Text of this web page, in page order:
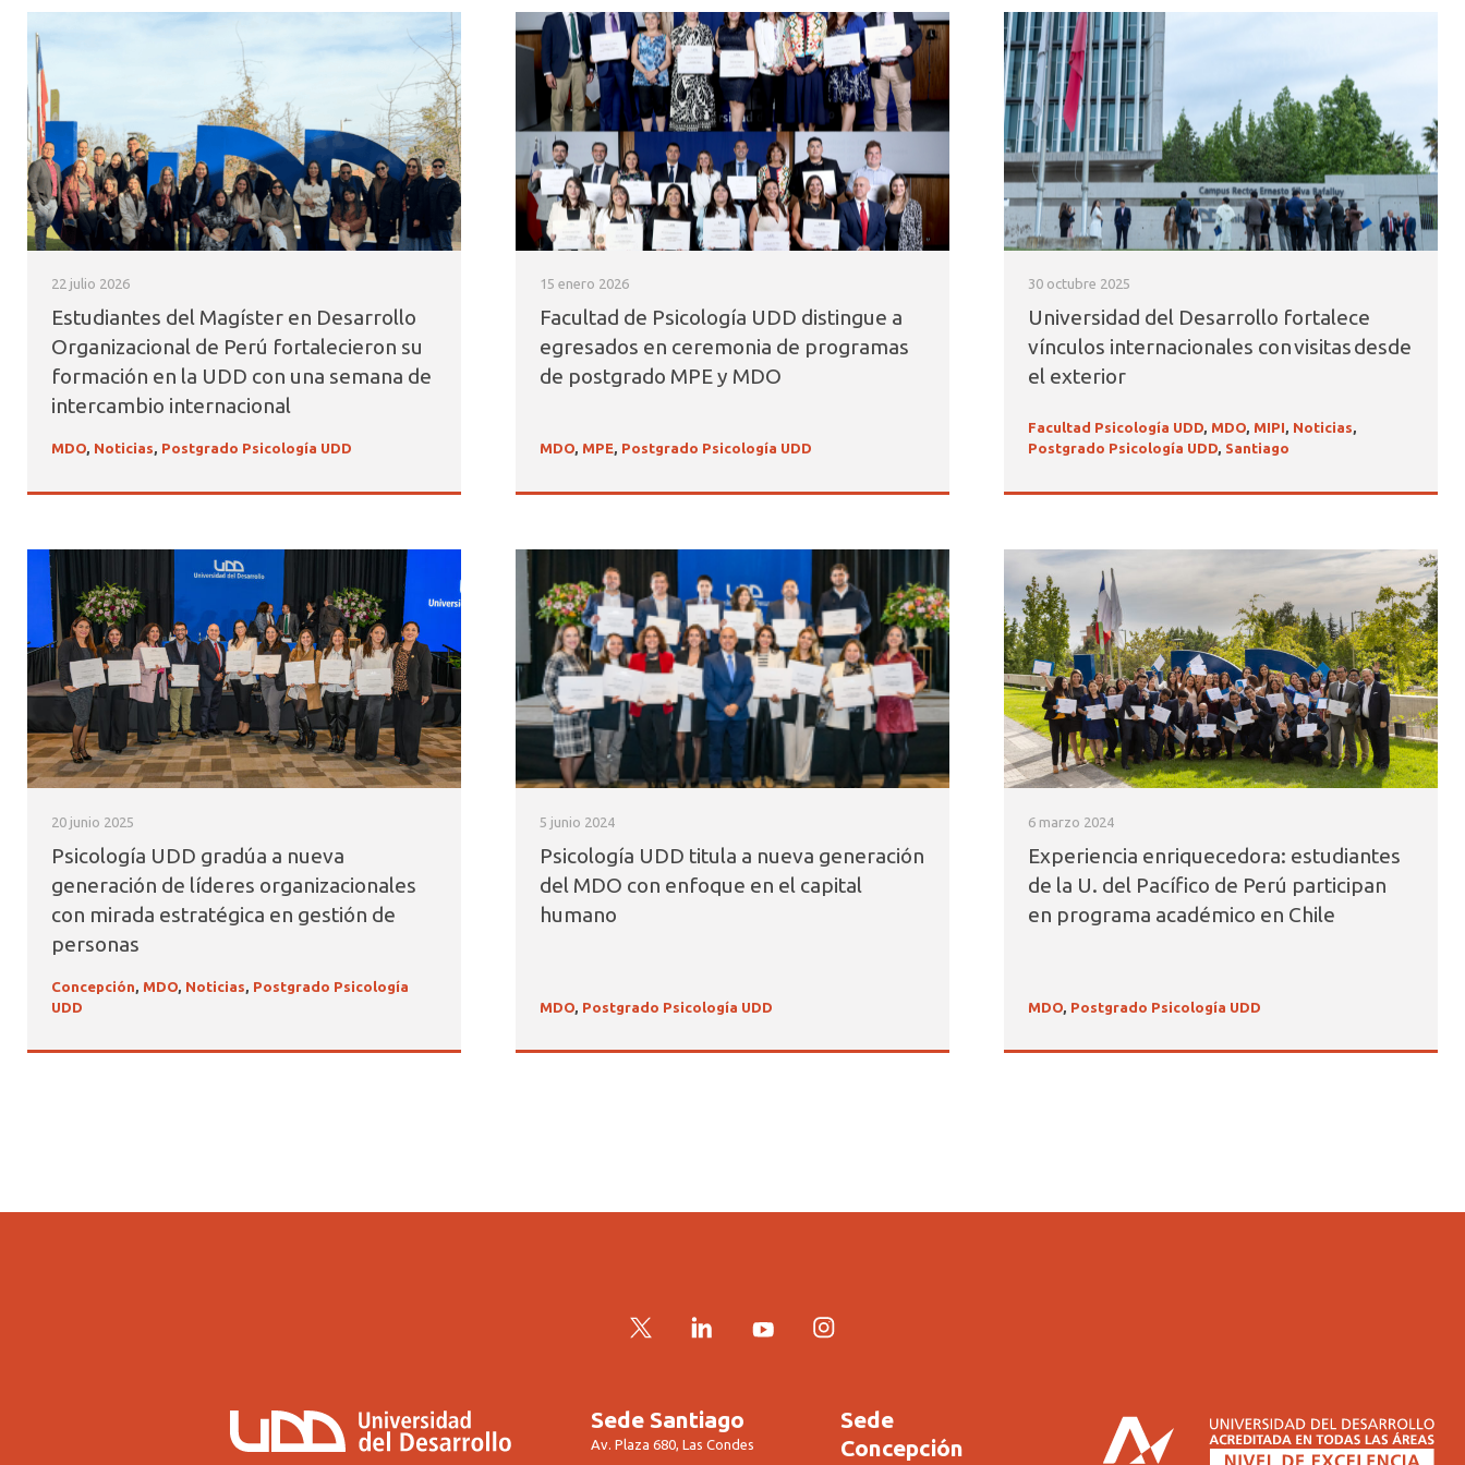
22 julio 2026
Estudiantes del Magíster en Desarrollo
Organizacional de Perú fortalecieron su
formación en la UDD con una semana de
intercambio internacional
MDO, Noticias, Postgrado Psicología UDD
15 enero 2026
Facultad de Psicología UDD distingue a
egresados en ceremonia de programas
de postgrado MPE y MDO
MDO, MPE, Postgrado Psicología UDD
30 octubre 2025
Universidad del Desarrollo fortalece
vínculos internacionales con visitas desde
el exterior
Facultad Psicología UDD, MDO, MIPI, Noticias,
Postgrado Psicología UDD, Santiago
20 junio 2025
Psicología UDD gradúa a nueva
generación de líderes organizacionales
con mirada estratégica en gestión de
personas
Concepción, MDO, Noticias, Postgrado Psicología
UDD
5 junio 2024
Psicología UDD titula a nueva generación
del MDO con enfoque en el capital
humano
MDO, Postgrado Psicología UDD
6 marzo 2024
Experiencia enriquecedora: estudiantes
de la U. del Pacífico de Perú participan
en programa académico en Chile
MDO, Postgrado Psicología UDD
Twitter LinkedInYouTubeInstagram
Sede Santiago
Av. Plaza 680, Las Condes
Sede
Concepción